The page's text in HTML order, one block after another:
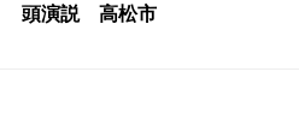
頭演説 高松市